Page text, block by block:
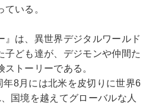
ている。
』は、異世界デジタルワールド
子ども達が、デジモンや仲間た
トーリーである。
8月には北米を皮切りに世界6
国境を越えてグローバルな人